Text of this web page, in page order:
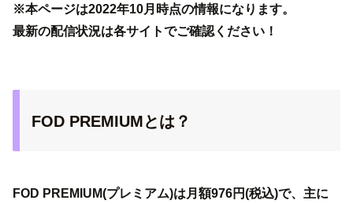
※本ページは2022年10月時点の情報になります。
最新の配信状況は各サイトでご確認ください！
FOD PREMIUMとは？
FOD PREMIUM(プレミアム)は月額976円(税込)で、主に